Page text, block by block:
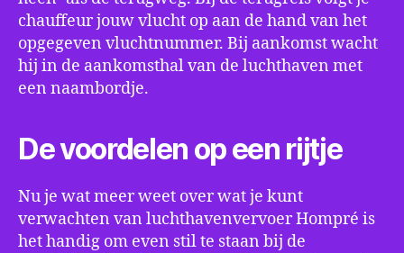
chauffeur jouw vlucht op aan de hand van het
opgegeven vluchtnummer. Bij aankomst wacht
hij in de aankomsthal van de luchthaven met
een naambordje.
De voordelen op een rijtje
Nu je wat meer weet over wat je kunt
verwachten van luchthavenvervoer Hompré is
het handig om even stil te staan bij de